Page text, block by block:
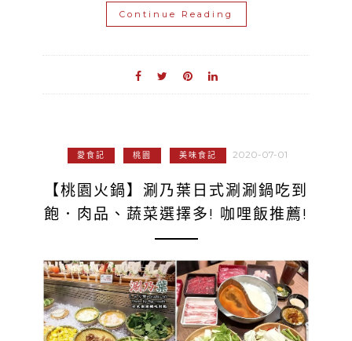
Continue Reading
愛食記 桃園 美味食記 2020-07-01
【桃園火鍋】涮乃葉日式涮涮鍋吃到
飽．肉品、蔬菜選擇多! 咖哩飯推薦!